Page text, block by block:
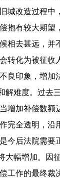
城改造过程
抱有较大期
相去甚远，
转化为被征
良印象，增加
难度。过去三
增加补偿数
完全透明，
今后法院需要
幅增加。因征
工作的最终